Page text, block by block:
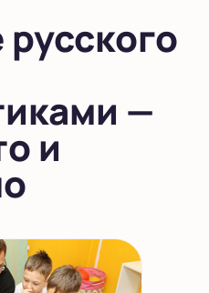
город
—
и